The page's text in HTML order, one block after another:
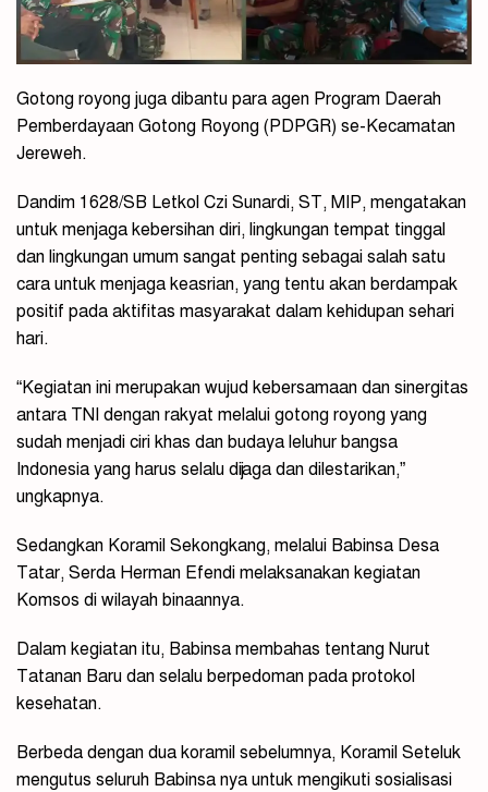
Gotong royong juga dibantu para agen Program Daerah
Pemberdayaan Gotong Royong (PDPGR) se-Kecamatan
Jereweh.
Dandim 1628/SB Letkol Czi Sunardi, ST, MIP, mengatakan
untuk menjaga kebersihan diri, lingkungan tempat tinggal
dan lingkungan umum sangat penting sebagai salah satu
cara untuk menjaga keasrian, yang tentu akan berdampak
positif pada aktifitas masyarakat dalam kehidupan sehari
hari.
“Kegiatan ini merupakan wujud kebersamaan dan sinergitas
antara TNI dengan rakyat melalui gotong royong yang
sudah menjadi ciri khas dan budaya leluhur bangsa
Indonesia yang harus selalu dijaga dan dilestarikan,”
ungkapnya.
Sedangkan Koramil Sekongkang, melalui Babinsa Desa
Tatar, Serda Herman Efendi melaksanakan kegiatan
Komsos di wilayah binaannya.
Dalam kegiatan itu, Babinsa membahas tentang Nurut
Tatanan Baru dan selalu berpedoman pada protokol
kesehatan.
Berbeda dengan dua koramil sebelumnya, Koramil Seteluk
mengutus seluruh Babinsa nya untuk mengikuti sosialisasi